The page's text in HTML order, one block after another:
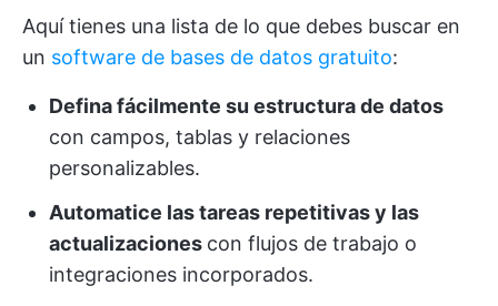
Aquí tienes una lista de lo que debes buscar en
un software de bases de datos gratuito:
Defina fácilmente su estructura de datos
con campos, tablas y relaciones
personalizables.
Automatice las tareas repetitivas y las
actualizaciones con flujos de trabajo o
integraciones incorporados.